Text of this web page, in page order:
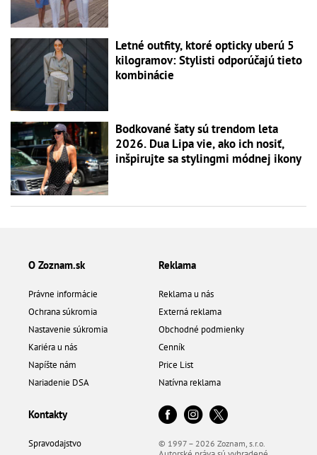
Letné outfity, ktoré opticky uberú 5
kilogramov: Stylisti odporúčajú tieto
kombinácie
Bodkované šaty sú trendom leta
2026. Dua Lipa vie, ako ich nosiť,
inšpirujte sa stylingmi módnej ikony
O Zoznam.sk
Právne informácie
Ochrana súkromia
Nastavenie súkromia
Kariéra u nás
Napíšte nám
Nariadenie DSA
Reklama
Reklama u nás
Externá reklama
Obchodné podmienky
Cenník
Price List
Natívna reklama
Kontakty
Spravodajstvo
© 1997 – 2026 Zoznam, s.r.o.